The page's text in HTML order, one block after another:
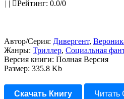
| | Рейтинг: 0.0/0
Автор/Серия: Дивергент,
Жанры: Триллер, Социальная
Версия книги: Полная Версия
Размер: 335.8 Kb
Скачать Книгу Читать